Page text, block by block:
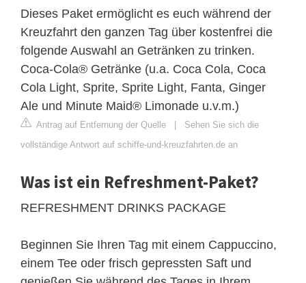
Dieses Paket ermöglicht es euch während der
Kreuzfahrt den ganzen Tag über kostenfrei die
folgende Auswahl an Getränken zu trinken.
Coca-Cola® Getränke (u.a. Coca Cola, Coca
Cola Light, Sprite, Sprite Light, Fanta, Ginger
Ale und Minute Maid® Limonade u.v.m.)
Antrag auf Entfernung der Quelle
Sehen Sie sich die
vollständige Antwort auf schiffe-und-kreuzfahrten.de an
Was ist ein Refreshment-Paket?
REFRESHMENT DRINKS PACKAGE
Beginnen Sie Ihren Tag mit einem Cappuccino,
einem Tee oder frisch gepressten Saft und